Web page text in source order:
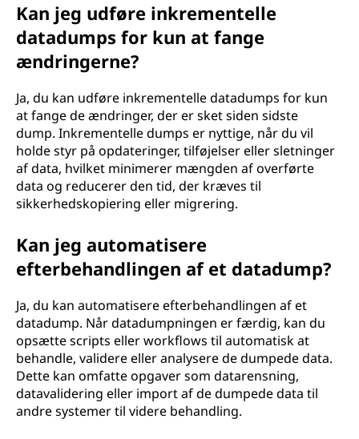
Kan jeg udføre inkrementelle
datadumps for kun at fange
ændringerne?
Ja, du kan udføre inkrementelle datadumps for kun
at fange de ændringer, der er sket siden sidste
dump. Inkrementelle dumps er nyttige, når du vil
holde styr på opdateringer, tilføjelser eller sletninger
af data, hvilket minimerer mængden af overførte
data og reducerer den tid, der kræves til
sikkerhedskopiering eller migrering.
Kan jeg automatisere
efterbehandlingen af et datadump?
Ja, du kan automatisere efterbehandlingen af et
datadump. Når datadumpningen er færdig, kan du
opsætte scripts eller workflows til automatisk at
behandle, validere eller analysere de dumpede data.
Dette kan omfatte opgaver som datarensning,
datavalidering eller import af de dumpede data til
andre systemer til videre behandling.